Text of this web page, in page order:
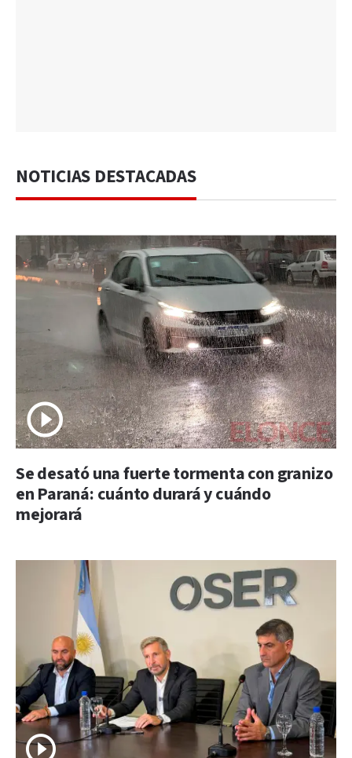
NOTICIAS DESTACADAS
Se desató una fuerte tormenta con granizo
en Paraná: cuánto durará y cuándo
mejorará